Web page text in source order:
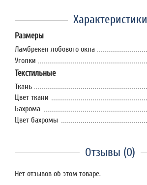
Характеристики
Размеры
Ламбрекен лобового окна
Уголки
Текстильные
Ткань
Цвет ткани
Бахрома
Цвет бахромы
Отзывы (0)
Нет отзывов об этом товаре.